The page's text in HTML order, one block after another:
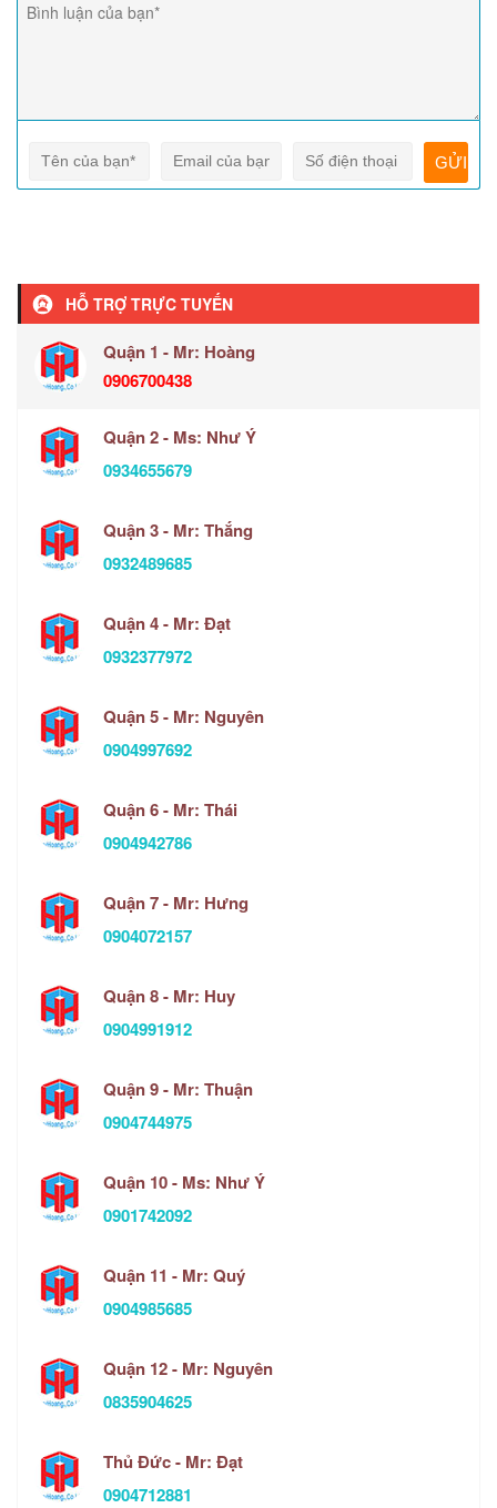
HỖ TRỢ TRỰC TUYẾN
Quận 1 - Mr: Hoàng
0906700438
Quận 2 - Ms: Như Ý
0934655679
Quận 3 - Mr: Thắng
0932489685
Quận 4 - Mr: Đạt
0932377972
Quận 5 - Mr: Nguyên
0904997692
Quận 6 - Mr: Thái
0904942786
Quận 7 - Mr: Hưng
0904072157
Quận 8 - Mr: Huy
0904991912
Quận 9 - Mr: Thuận
0904744975
Quận 10 - Ms: Như Ý
0901742092
Quận 11 - Mr: Quý
0904985685
Quận 12 - Mr: Nguyên
0835904625
Thủ Đức - Mr: Đạt
0904712881